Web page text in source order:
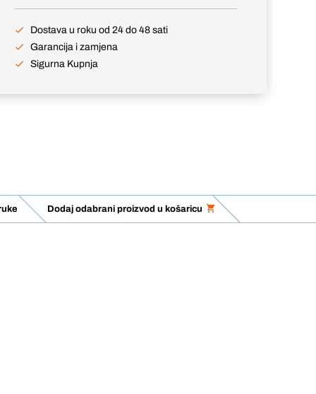
Dostava u roku od 24 do 48 sati
Garancija i zamjena
Sigurna Kupnja
Dodaj odabrani proizvod u košaricu